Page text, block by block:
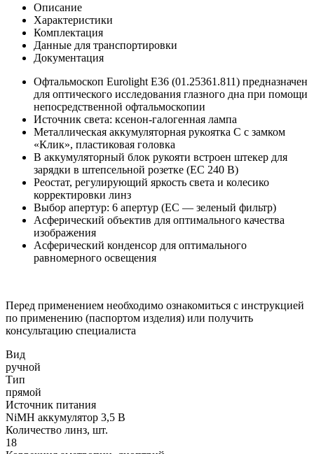
Описание
Характеристики
Комплектация
Данные для транспортировки
Документация
Офтальмоскоп Eurolight E36 (01.25361.811) предназначен
для оптического исследования глазного дна при помощи
непосредственной офтальмоскопии
Источник света: ксенон-галогенная лампа
Металлическая аккумуляторная рукоятка C с замком
«Клик», пластиковая головка
В аккумуляторный блок рукояти встроен штекер для
зарядки в штепсельной розетке (ЕС 240 В)
Реостат, регулирующий яркость света и колесико
корректировки линз
Выбор апертур: 6 апертур (EC — зеленый фильтр)
Асферический объектив для оптимального качества
изображения
Асферический конденсор для оптимального
равномерного освещения
Перед применением необходимо ознакомиться с инструкцией
по применению (паспортом изделия) или получить
консультацию специалиста
Вид
ручной
Тип
прямой
Источник питания
NiMH аккумулятор 3,5 В
Количество линз, шт.
18